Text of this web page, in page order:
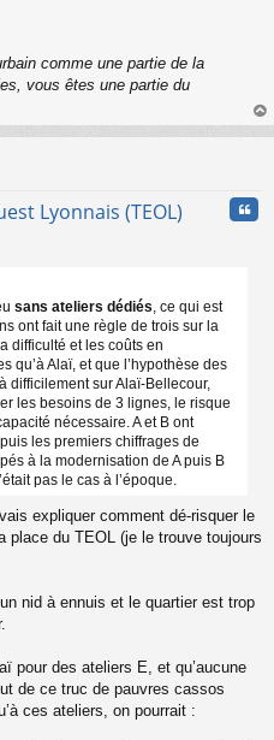
comme une partie de la
vous êtes une partie du
au
Lyonnais (TEOL)
sans ateliers dédiés, ce qui est
ont fait une règle de trois sur la
difficulté et les coûts en
qu’à Alaï, et que l’hypothèse des
difficilement sur Alaï-Bellecour,
les besoins de 3 lignes, le risque
nécessaire. A et B ont
les premiers chiffrages de
à la modernisation de A puis B
pas le cas à l’époque.
expliquer comment dé-risquer le
place du TEOL (je le trouve toujours
nid à ennuis et le quartier est trop
pour des ateliers E, et qu’aucune
de ce truc de pauvres cassos
ces ateliers, on pourrait :